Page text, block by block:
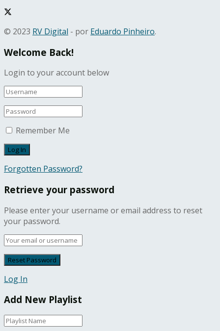
© 2023 RV Digital - por Eduardo Pinheiro.
Welcome Back!
Login to your account below
Remember Me
Forgotten Password?
Retrieve your password
Please enter your username or email address to reset
your password.
Log In
Add New Playlist